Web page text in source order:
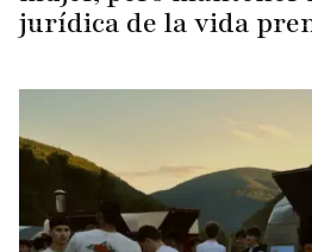
jurídica de la vida